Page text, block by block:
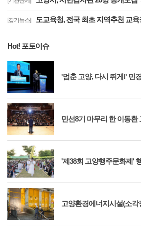
[경기뉴스] 도교육청, 전국 최초 지역추천 교육장 공모 결실··
Hot! 포토이슈
'멈춘 고양, 다시 뛰게!' 민
민선8기 마무리 한 이동환
'제38회 고양행주문화제'
고양환경에너지시설(소각